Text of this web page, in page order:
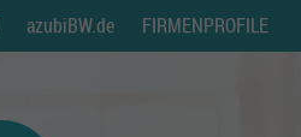
azubiBW.de FIRMENPROFILE